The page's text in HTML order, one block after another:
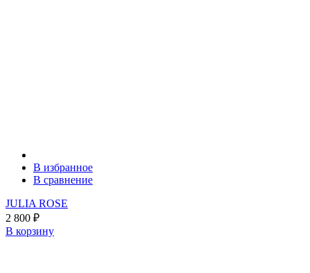
В избранное
В сравнение
JULIA ROSE
2 800 ₽
В корзину